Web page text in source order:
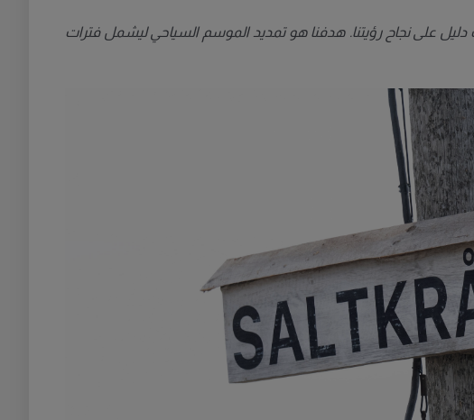
دليل على نجاح رؤيتنا. هدفنا هو تمديد الموسم السياحي ليشمل فترات